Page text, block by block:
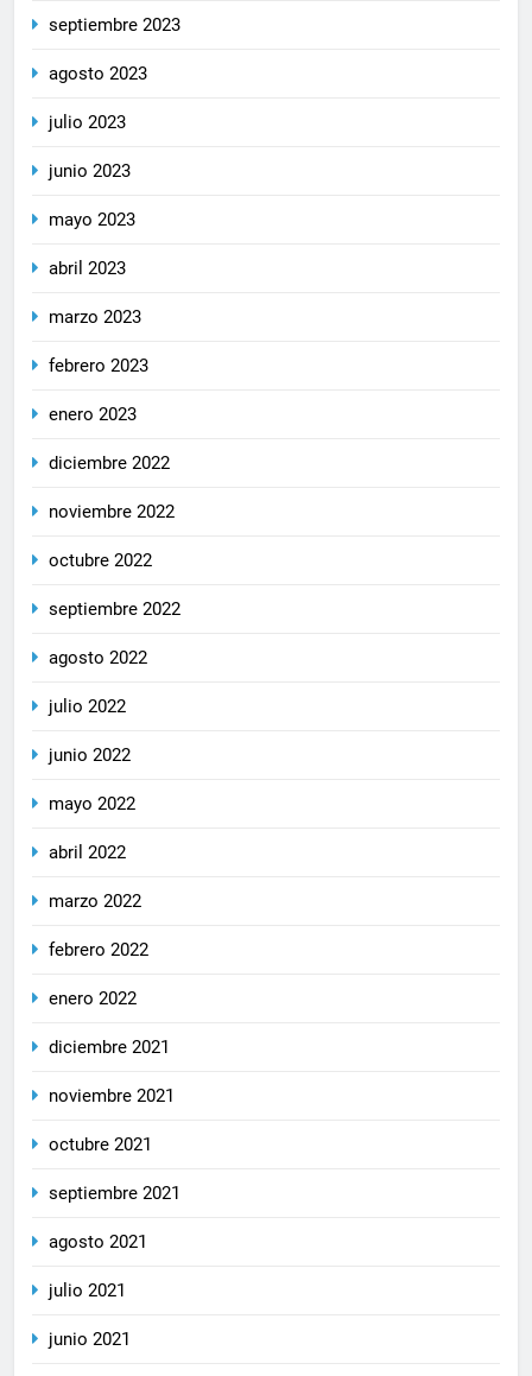
septiembre 2023
agosto 2023
julio 2023
junio 2023
mayo 2023
abril 2023
marzo 2023
febrero 2023
enero 2023
diciembre 2022
noviembre 2022
octubre 2022
septiembre 2022
agosto 2022
julio 2022
junio 2022
mayo 2022
abril 2022
marzo 2022
febrero 2022
enero 2022
diciembre 2021
noviembre 2021
octubre 2021
septiembre 2021
agosto 2021
julio 2021
junio 2021